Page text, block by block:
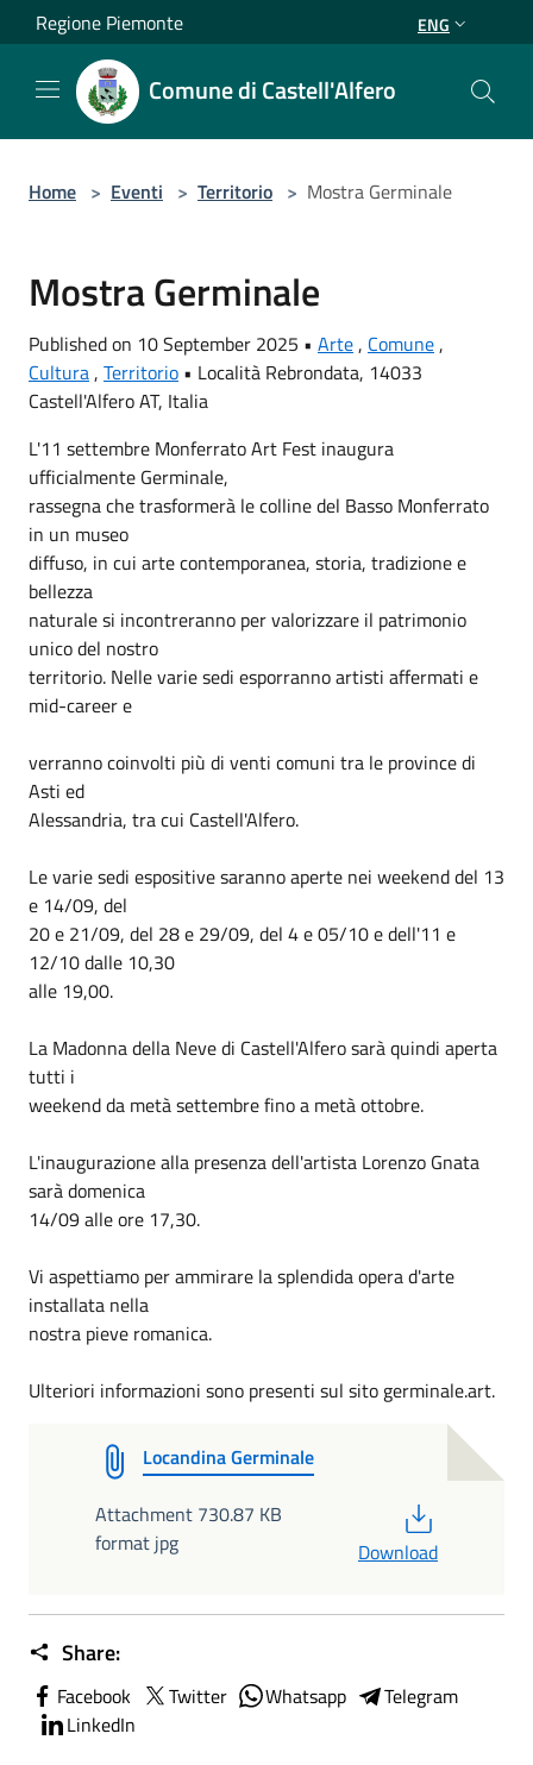
Salta al contenuto principale
Regione Piemonte ENG
Comune di Castell'Alfero
Home > Eventi > Territorio > Mostra Germinale
Mostra Germinale
Published on 10 September 2025 • Arte, Comune,
Cultura, Territorio • Località Rebrondata, 14033
Castell'Alfero AT, Italia
L'11 settembre Monferrato Art Fest inaugura
ufficialmente Germinale,
rassegna che trasformerà le colline del Basso Monferrato
in un museo
diffuso, in cui arte contemporanea, storia, tradizione e
bellezza
naturale si incontreranno per valorizzare il patrimonio
unico del nostro
territorio. Nelle varie sedi esporranno artisti affermati e
mid-career e
verranno coinvolti più di venti comuni tra le province di
Asti ed
Alessandria, tra cui Castell'Alfero.
Le varie sedi espositive saranno aperte nei weekend del 13
e 14/09, del
20 e 21/09, del 28 e 29/09, del 4 e 05/10 e dell'11 e
12/10 dalle 10,30
alle 19,00.
La Madonna della Neve di Castell'Alfero sarà quindi aperta
tutti i
weekend da metà settembre fino a metà ottobre.
L'inaugurazione alla presenza dell'artista Lorenzo Gnata
sarà domenica
14/09 alle ore 17,30.
Vi aspettiamo per ammirare la splendida opera d'arte
installata nella
nostra pieve romanica.
Ulteriori informazioni sono presenti sul sito germinale.art.
Locandina Germinale
Attachment 730.87 KB
format jpg
Download
Share:
Facebook Twitter Whatsapp
Telegram
LinkedIn